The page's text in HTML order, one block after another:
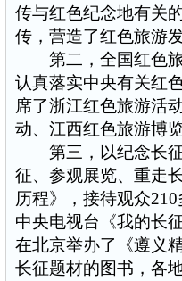
传与红色纪念地有关
传，营造了红色旅游
第二，全国红色旅
认真落实中央有关红
席了浙江红色旅游活
动、江西红色旅游博览
第三，以纪念长征
征、参观展览、重走
历程》，接待观众210
中央电视台《我的长
在北京举办了《遵义
长征题材的图书，各